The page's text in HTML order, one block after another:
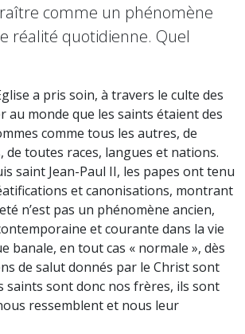
comme un phénomène
réalité quotidienne. Quel
a pris soin, à travers le culte des
au monde que les saints étaient des
comme tous les autres, de
toutes races, langues et nations.
saint Jean-Paul II, les papes ont tenu
et canonisations, montrant
n’est pas un phénomène ancien,
et courante dans la vie
banale, en tout cas « normale », dès
de salut donnés par le Christ sont
saints sont donc nos frères, ils sont
ressemblent et nous leur